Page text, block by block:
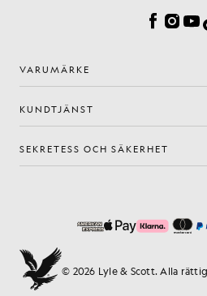
Facebook
VARUMÄRKE
KUNDTJÄNST
SEKRETESS OCH SÄKERHET
© 2026 Lyle & Scott. Alla